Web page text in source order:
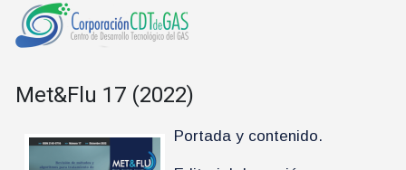
Met&Flu 17 (2022)
Portada y contenido.